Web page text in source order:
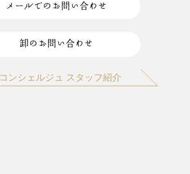
メールでのお問い合わせ
卸のお問い合わせ
コンシェルジュ スタッフ紹介